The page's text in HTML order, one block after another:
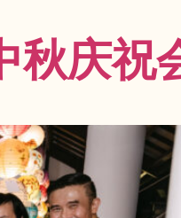
秋庆祝